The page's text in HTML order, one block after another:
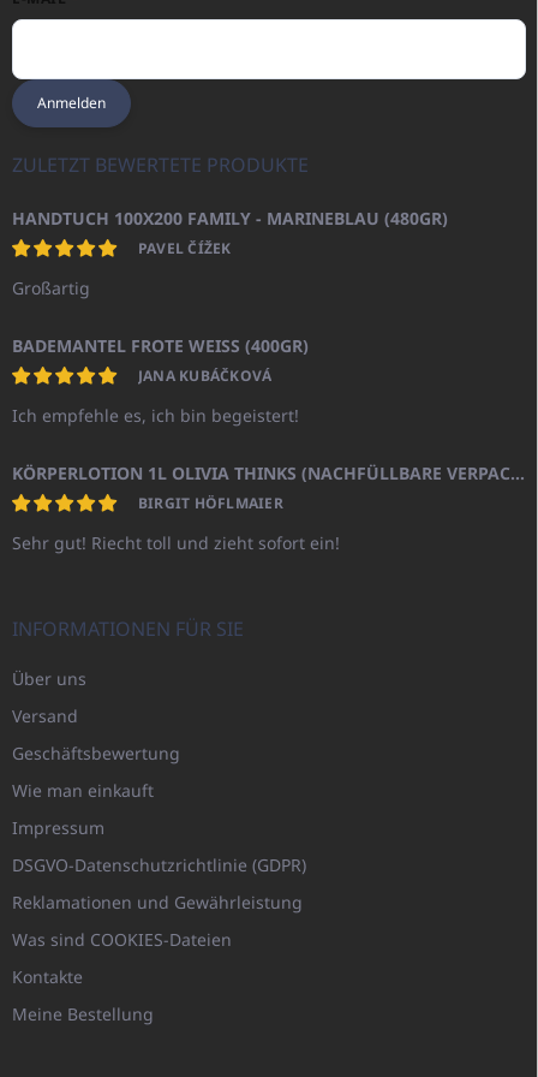
Anmelden
ZULETZT BEWERTETE PRODUKTE
HANDTUCH 100X200 FAMILY - MARINEBLAU (480GR)
PAVEL ČÍŽEK
Großartig
BADEMANTEL FROTE WEISS (400GR)
JANA KUBÁČKOVÁ
Ich empfehle es, ich bin begeistert!
KÖRPERLOTION 1L OLIVIA THINKS (NACHFÜLLBARE VERPACKUNG)
BIRGIT HÖFLMAIER
Sehr gut! Riecht toll und zieht sofort ein!
INFORMATIONEN FÜR SIE
Über uns
Versand
Geschäftsbewertung
Wie man einkauft
Impressum
DSGVO-Datenschutzrichtlinie (GDPR)
Reklamationen und Gewährleistung
Was sind COOKIES-Dateien
Kontakte
Meine Bestellung